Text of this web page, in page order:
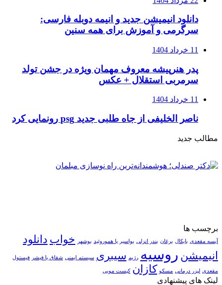
دانلود انیمیشن جدید و انیمه دوبله فارسی:
سرگرمی و آموزش برای همه سنین
11 خرداد 1404
پدر هنرپیشه معروف مهمان ویژه در جشن تولد
سرمربی استقلال + عکس
11 خرداد 1404
ناصر الخلیفی از جاه طلبی جدید psg رونمایی کرد
مطالب جدید
برچسب ها
آبسه مقعدی بایکال برغان بندر انزلی بواسیر یا هموروئید بوشهر خواب دانلود
انیمیشن روسیه رژیم سیبری سیستم ایمنی شقاق یا فیشر فیستول
مقعدی لیزر درمانی مسکو کازان کیست مویی
لینک های پیشنهادی